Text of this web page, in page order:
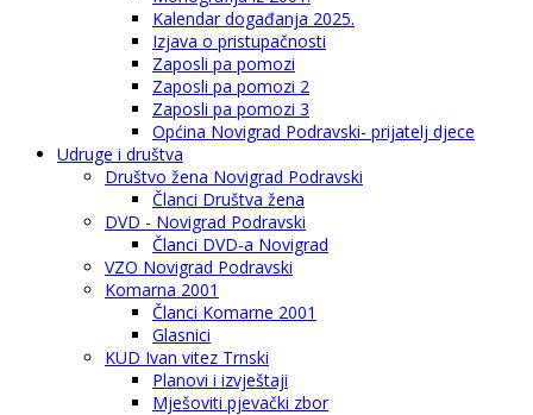
Kalendar događanja 2025.
Izjava o pristupačnosti
Zaposli pa pomozi
Zaposli pa pomozi 2
Zaposli pa pomozi 3
Općina Novigrad Podravski- prijatelj djece
Udruge i društva
Društvo žena Novigrad Podravski
Članci Društva žena
DVD - Novigrad Podravski
Članci DVD-a Novigrad
VZO Novigrad Podravski
Komarna 2001
Članci Komarne 2001
Glasnici
KUD Ivan vitez Trnski
Planovi i izvještaji
Mješoviti pjevački zbor